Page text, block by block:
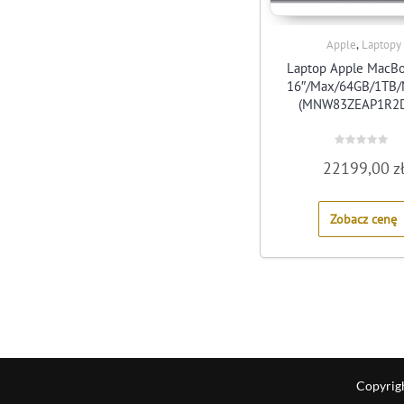
Apple, Laptopy
Laptop Apple
16″/Max/64GB/1TB/
0
out
5
22199,00 zł
Zobacz cenę